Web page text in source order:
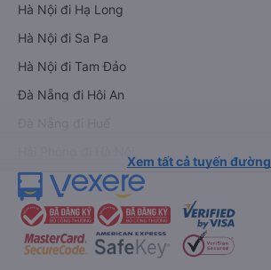
Hà Nội đi Hạ Long
Hà Nội đi Sa Pa
Hà Nội đi Tam Đảo
Đà Nẵng đi Hội An
Xem tất cả tuyến đường